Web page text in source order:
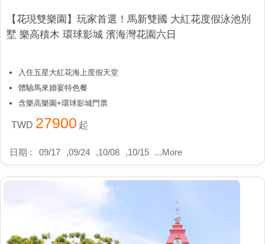
【花現雙樂園】玩家首選！馬新雙國 大紅花度假泳池別
墅 樂高積木 環球影城 濱海灣花園六日
入住五星大紅花海上度假天堂
體驗馬來婚宴特色餐
含樂高樂園+環球影城門票
TWD 27900 起
日期 : 09/17 ,09/24 ,10/08 ,10/15 ...More